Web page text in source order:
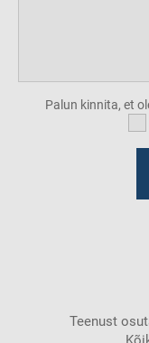
Palun kinnita, et
Teenust